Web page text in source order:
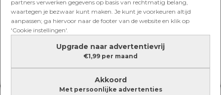
partners verwerken gegevens op basis van rechtmatig belang,
waartegen je bezwaar kunt maken. Je kunt je voorkeuren altijd
aanpassen; ga hiervoor naar de footer van de website en klik op
'Cookie instellingen'.
Upgrade naar advertentievrij
€1,99 per maand
Akkoord
Met persoonlijke advertenties